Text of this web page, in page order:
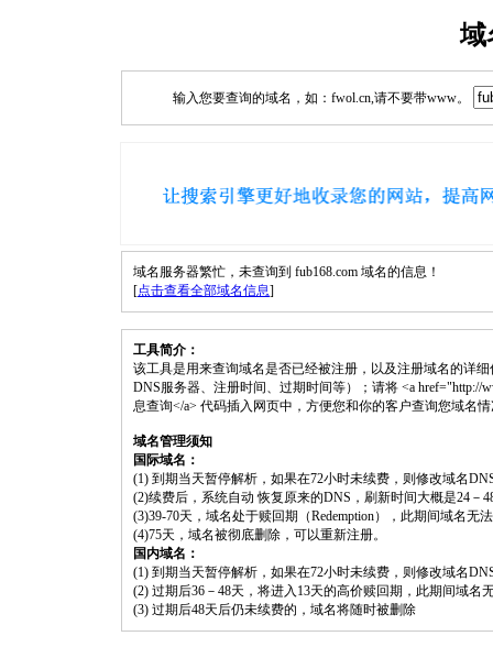
域
输入您要查询的域名，如：fwol.cn,请不要带www。
域名服务器繁忙，未查询到 fub168.com 域名的信息！
[点击查看全部域名信息]
工具简介：
该工具是用来查询域名是否已经被注册，以及注册域名的详
DNS服务器、注册时间、过期时间等）；请将 <a href="http://
息查询</a> 代码插入网页中，方便您和你的客户查询您域名
域名管理须知
国际域名：
(1) 到期当天暂停解析，如果在72小时未续费，则修改域名
(2)续费后，系统自动 恢复原来的DNS，刷新时间大概是24－
(3)39-70天，域名处于赎回期（Redemption），此期间域名无
(4)75天，域名被彻底删除，可以重新注册。
国内域名：
(1) 到期当天暂停解析，如果在72小时未续费，则修改域名
(2) 过期后36－48天，将进入13天的高价赎回期，此期间域名
(3) 过期后48天后仍未续费的，域名将随时被删除